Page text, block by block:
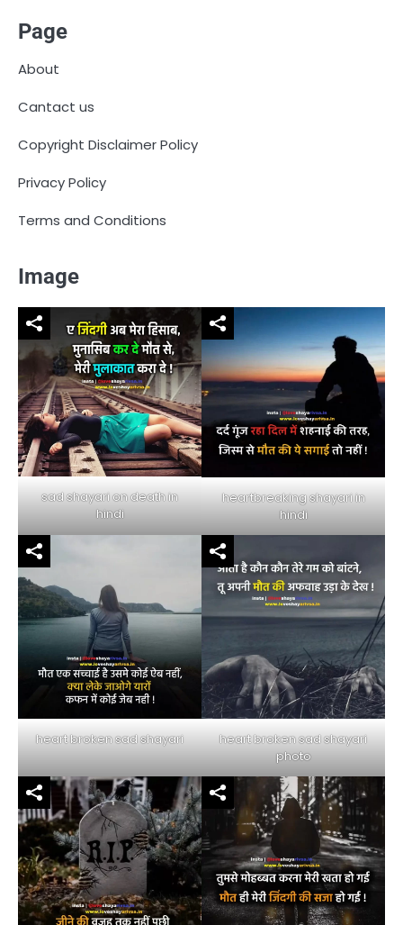
Page
About
Cantact us
Copyright Disclaimer Policy
Privacy Policy
Terms and Conditions
Image
sad shayari on death in
hindi
heartbreaking shayari in
hindi
heart broken sad shayari
heart broken sad shayari
photo